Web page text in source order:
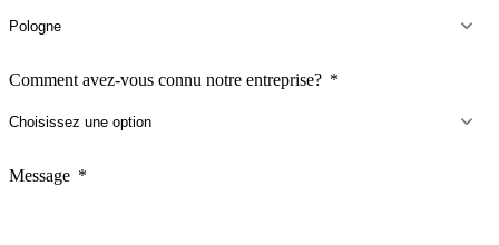
Comment avez-vous connu notre entreprise?
Message